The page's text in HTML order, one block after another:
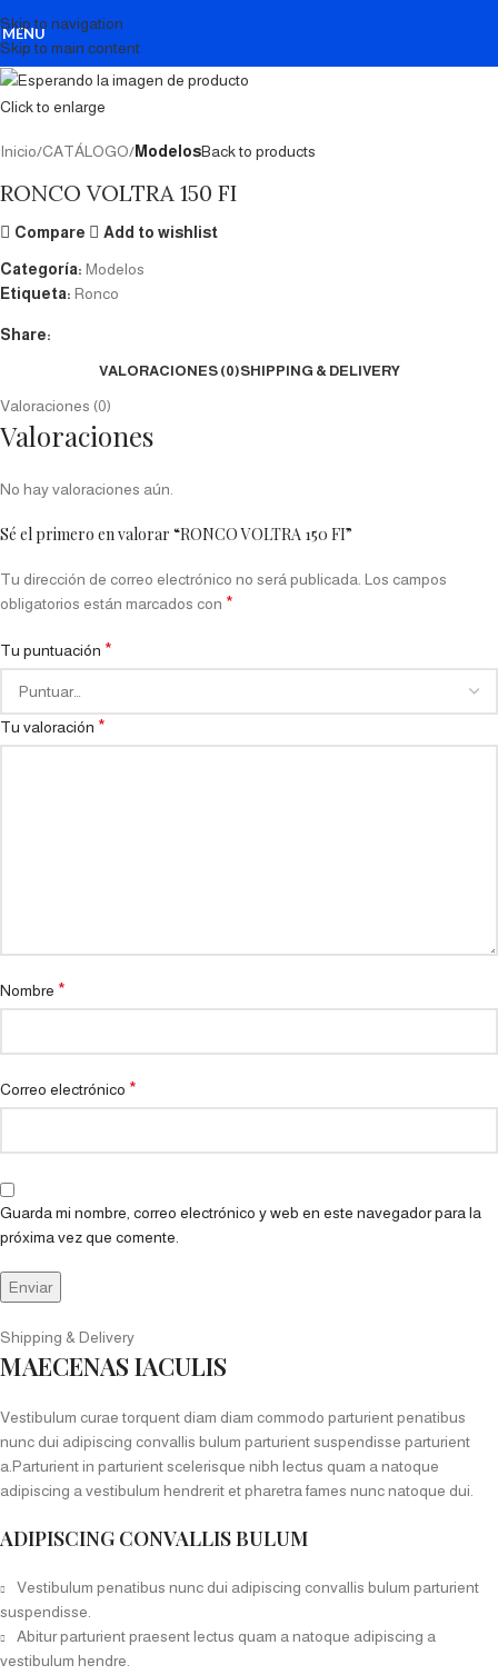
Skip to navigation
Skip to main content
MENU
Click to enlarge
Inicio CATÁLOGO ModelosBack to products
RONCO VOLTRA 150 FI
Compare Add to wishlist
Categoría: Modelos
Etiqueta: Ronco
Share:
VALORACIONES (0)SHIPPING & DELIVERY
Valoraciones (0)
Valoraciones
No hay valoraciones aún.
Sé el primero en valorar “RONCO VOLTRA 150 FI”
Tu dirección de correo electrónico no será publicada. Los campos
obligatorios están marcados con *
Tu puntuación *
Tu valoración *
Nombre *
Correo electrónico *
Guarda mi nombre, correo electrónico y web en este navegador para la
próxima vez que comente.
Shipping & Delivery
MAECENAS IACULIS
Vestibulum curae torquent diam diam commodo parturient penatibus
nunc dui adipiscing convallis bulum parturient suspendisse parturient
a.Parturient in parturient scelerisque nibh lectus quam a natoque
adipiscing a vestibulum hendrerit et pharetra fames nunc natoque dui.
ADIPISCING CONVALLIS BULUM
Vestibulum penatibus nunc dui adipiscing convallis bulum parturient
suspendisse.
Abitur parturient praesent lectus quam a natoque adipiscing a
vestibulum hendre.